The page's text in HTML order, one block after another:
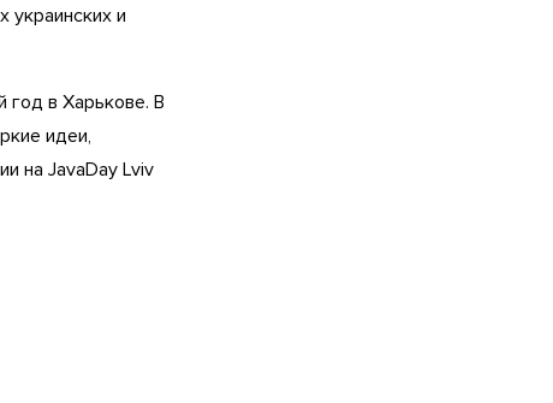
украинских и
год в Харькове. В
идеи,
на JavaDay Lviv